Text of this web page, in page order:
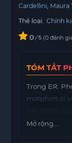
Cardellini Maura
Thể loại: Chính
0 / 5 0 đánh
TÓM TẮT
Trong ER:
motphim sĩ
sống còn
Mở rộng...